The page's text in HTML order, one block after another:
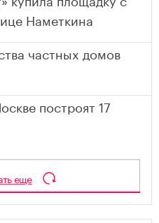
Наметкина
частных домов
построят 17
еще